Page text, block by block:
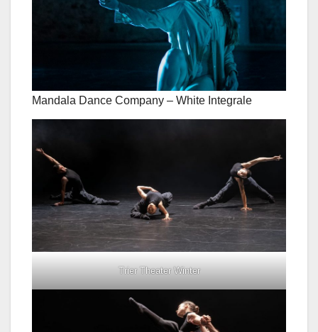
Mandala Dance Company – White Integrale
Trier Theater Winter